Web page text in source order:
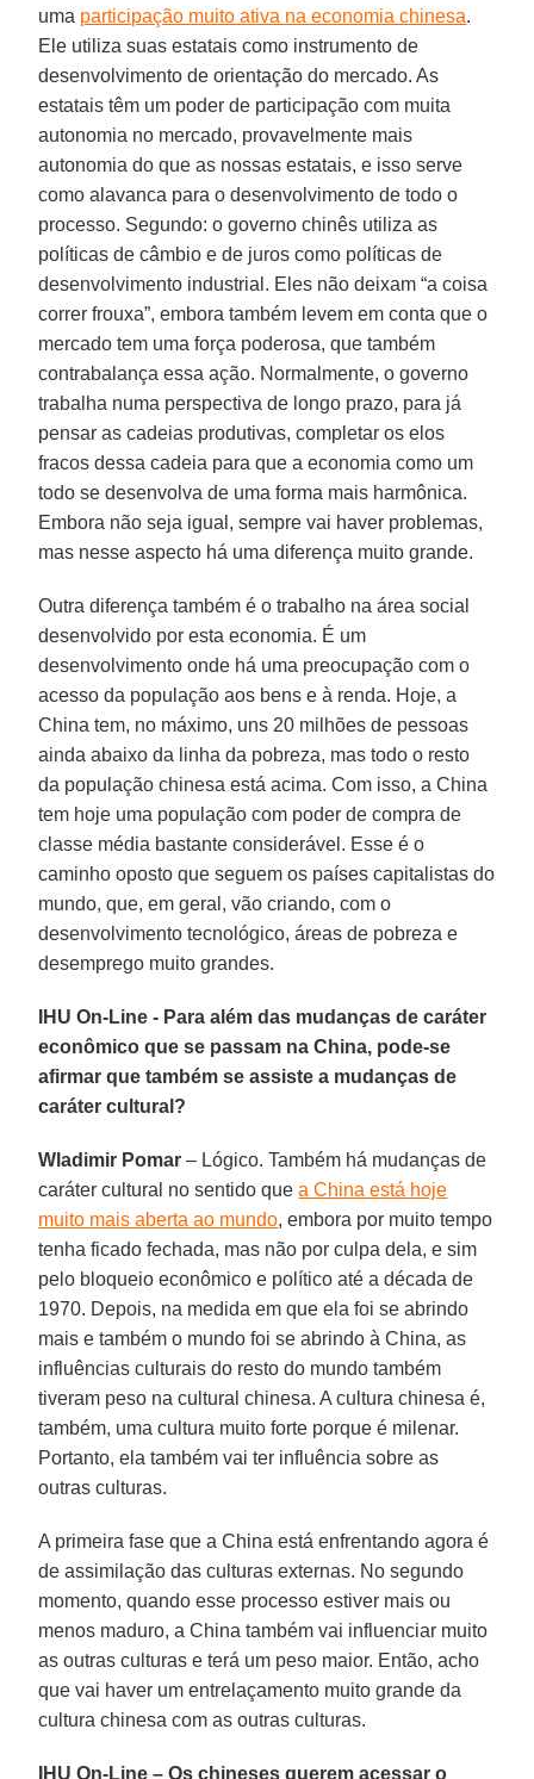
uma participação muito ativa na economia chinesa.
Ele utiliza suas estatais como instrumento de
desenvolvimento de orientação do mercado. As
estatais têm um poder de participação com muita
autonomia no mercado, provavelmente mais
autonomia do que as nossas estatais, e isso serve
como alavanca para o desenvolvimento de todo o
processo. Segundo: o governo chinês utiliza as
políticas de câmbio e de juros como políticas de
desenvolvimento industrial. Eles não deixam “a coisa
correr frouxa”, embora também levem em conta que o
mercado tem uma força poderosa, que também
contrabalança essa ação. Normalmente, o governo
trabalha numa perspectiva de longo prazo, para já
pensar as cadeias produtivas, completar os elos
fracos dessa cadeia para que a economia como um
todo se desenvolva de uma forma mais harmônica.
Embora não seja igual, sempre vai haver problemas,
mas nesse aspecto há uma diferença muito grande.
Outra diferença também é o trabalho na área social
desenvolvido por esta economia. É um
desenvolvimento onde há uma preocupação com o
acesso da população aos bens e à renda. Hoje, a
China tem, no máximo, uns 20 milhões de pessoas
ainda abaixo da linha da pobreza, mas todo o resto
da população chinesa está acima. Com isso, a China
tem hoje uma população com poder de compra de
classe média bastante considerável. Esse é o
caminho oposto que seguem os países capitalistas do
mundo, que, em geral, vão criando, com o
desenvolvimento tecnológico, áreas de pobreza e
desemprego muito grandes.
IHU On-Line - Para além das mudanças de caráter
econômico que se passam na China, pode-se
afirmar que também se assiste a mudanças de
caráter cultural?
Wladimir Pomar – Lógico. Também há mudanças de
caráter cultural no sentido quea China está hoje
muito mais aberta ao mundo, embora por muito tempo
tenha ficado fechada, mas não por culpa dela, e sim
pelo bloqueio econômico e político até a década de
1970. Depois, na medida em que ela foi se abrindo
mais e também o mundo foi se abrindo à China, as
influências culturais do resto do mundo também
tiveram peso na cultural chinesa. A cultura chinesa é,
também, uma cultura muito forte porque é milenar.
Portanto, ela também vai ter influência sobre as
outras culturas.
A primeira fase que a China está enfrentando agora é
de assimilação das culturas externas. No segundo
momento, quando esse processo estiver mais ou
menos maduro, a China também vai influenciar muito
as outras culturas e terá um peso maior. Então, acho
que vai haver um entrelaçamento muito grande da
cultura chinesa com as outras culturas.
IHU On-Line – Os chineses querem acessar o